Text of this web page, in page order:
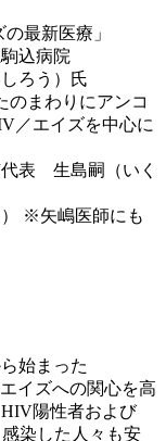
最新医療」
込病院
ろう）氏
まわりにアンコ
／エイズを中心に
表 生島嗣（いく
※矢嶋医師にも
始まった
イズへの関心を高
陽性者および
染した人々も安